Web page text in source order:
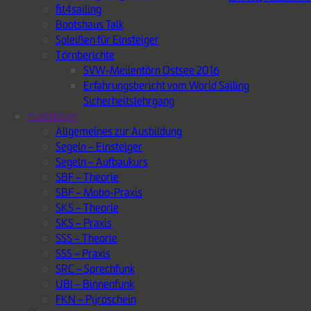
fit4sailing
Bootshaus Talk
Spleißen für Einsteiger
Törnberichte
SVW-Meilentörn Ostsee 2016
Erfahrungsbericht vom World Sailing
Sicherheitslehrgang
Ausbildung
Allgemeines zur Ausbildung
Segeln – Einsteiger
Segeln – Aufbaukurs
SBF – Theorie
SBF – Mobo-Praxis
SKS – Theorie
SKS – Praxis
SSS – Theorie
SSS – Praxis
SRC – Sprechfunk
UBI – Binnenfunk
FKN – Pyroschein